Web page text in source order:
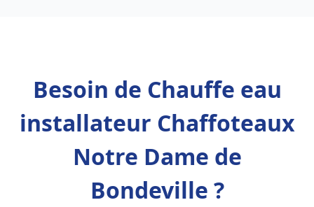
Besoin de Chauffe eau
installateur Chaffoteaux
Notre Dame de
Bondeville ?